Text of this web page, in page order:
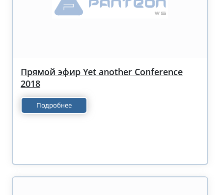
Прямой эфир Yet another Conference
2018
Подробнее